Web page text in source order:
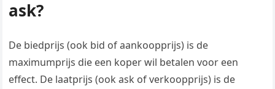
ask?
De biedprijs (ook bid of aankoopprijs) is de
maximumprijs die een koper wil betalen voor een
effect. De laatprijs (ook ask of verkoopprijs) is de